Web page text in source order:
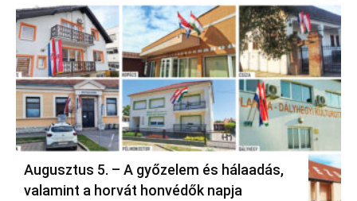
Augusztus 5. – A győzelem és hálaadás,
valamint a horvát honvédők napja